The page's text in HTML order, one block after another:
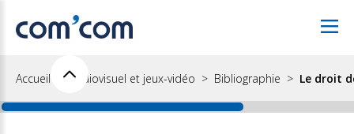
Accueil Audiovisuel et jeux-vidéo Bibliographie Le droit